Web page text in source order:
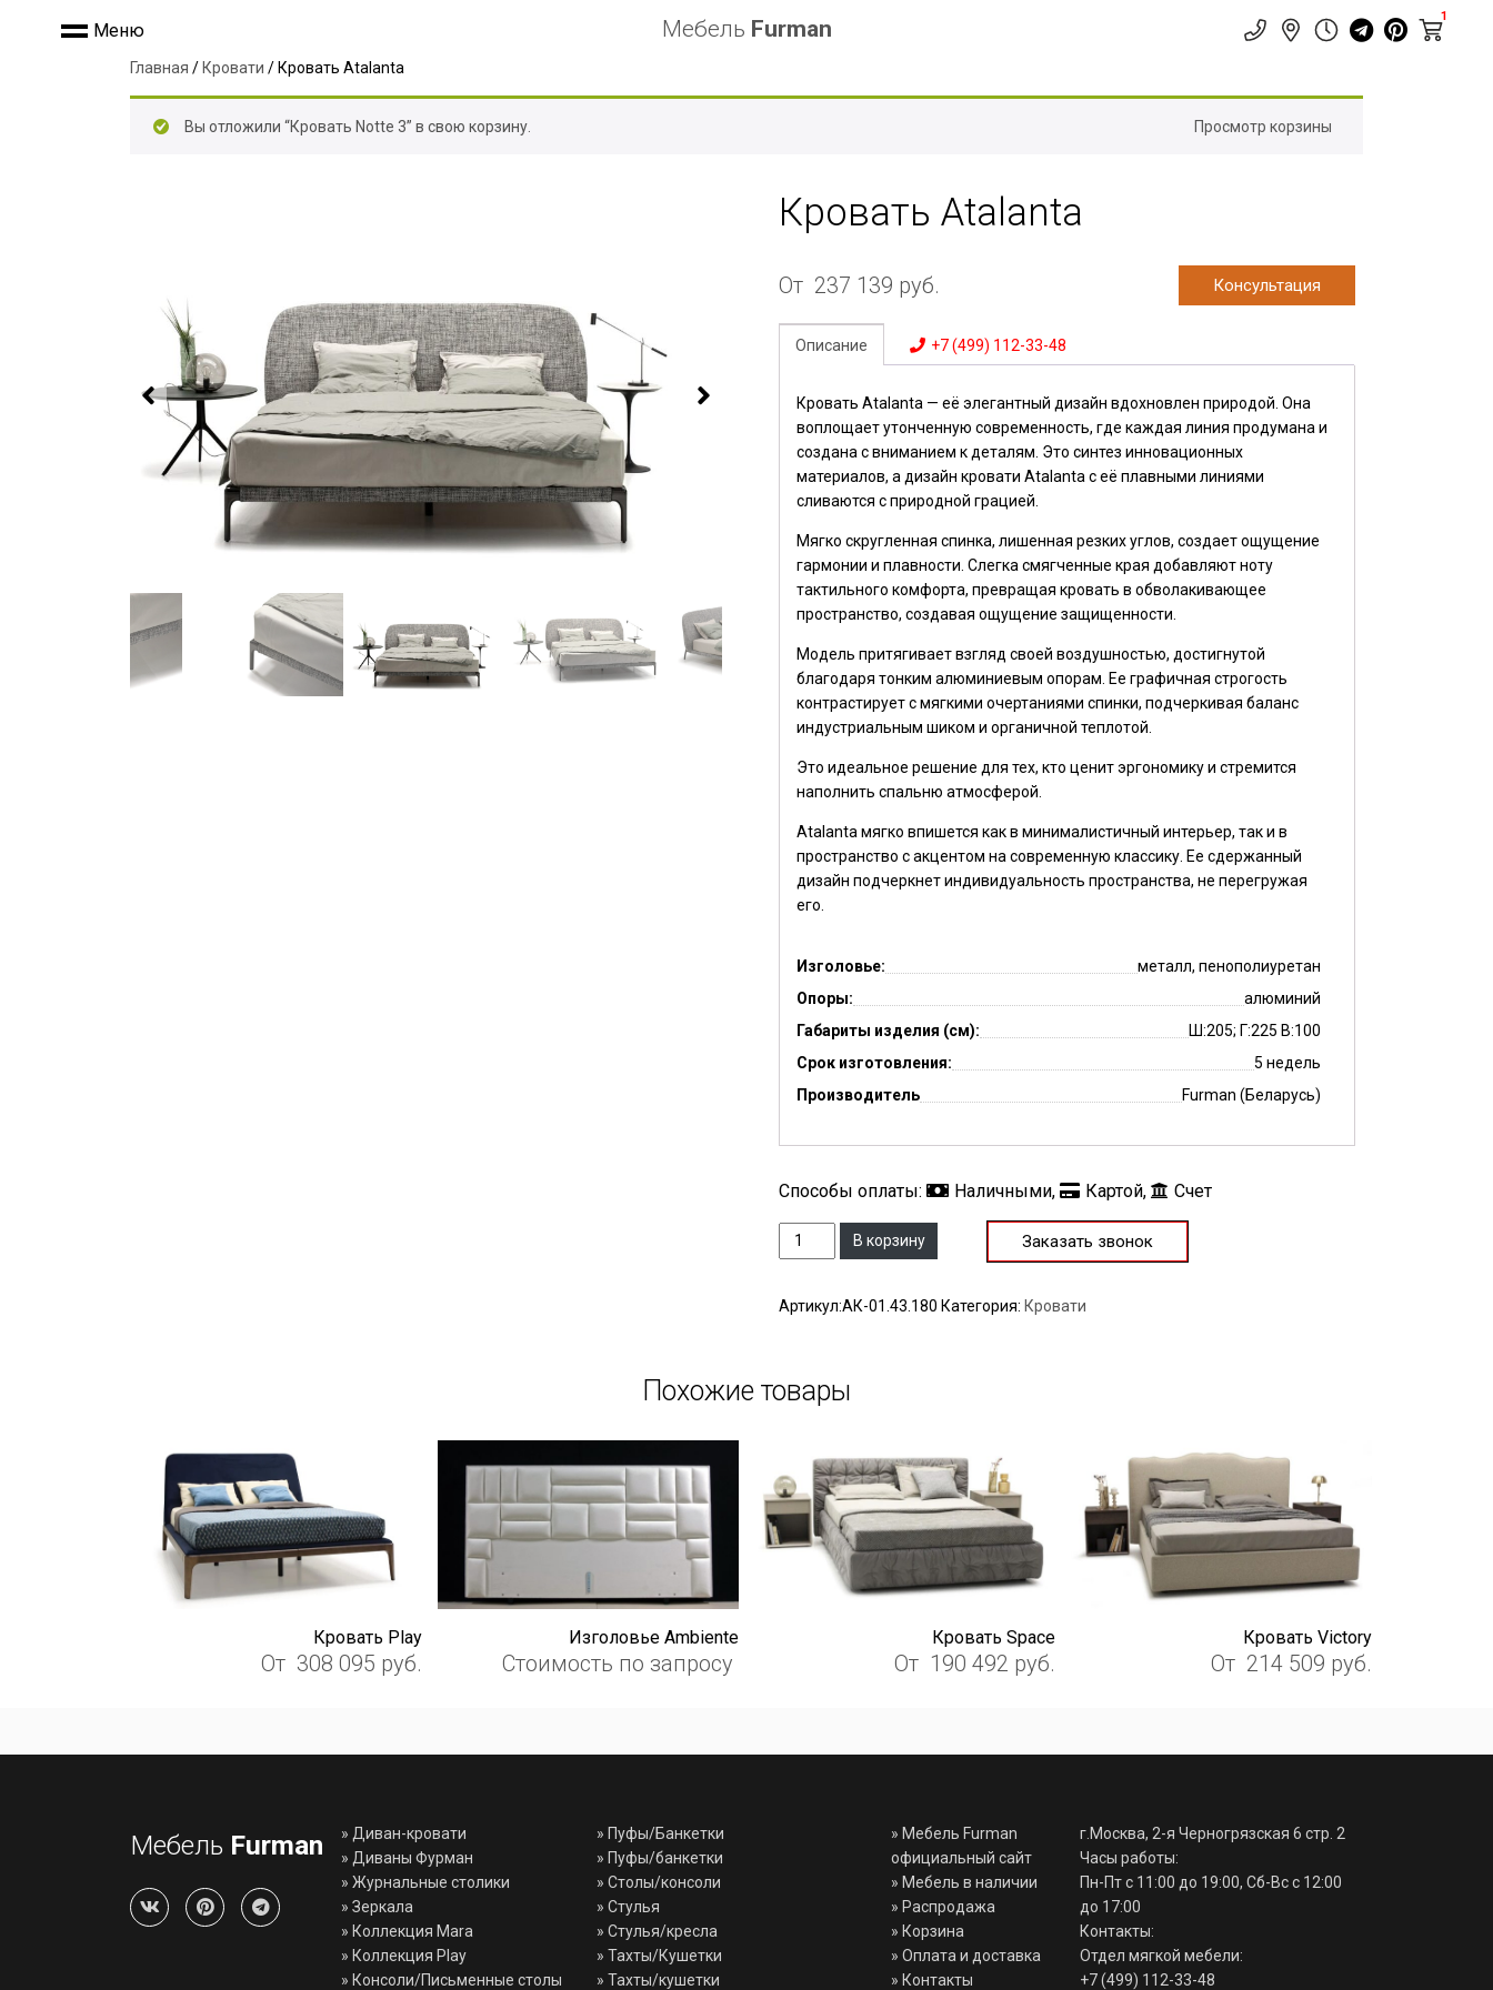
Меню Мебель Furman 1
Главная / Кровати / Кровать Atalanta
Вы отложили “Кровать Notte 3” в свою корзину. Просмотр корзины
Кровать Atalanta
От 237 139 руб. Консультация
Описание +7 (499) 112-33-48
Кровать Atalanta — её элегантный дизайн вдохновлен природой. Она
воплощает утонченную современность, где каждая линия продумана и
создана с вниманием к деталям. Это синтез инновационных
материалов, а дизайн кровати Atalanta с её плавными линиями
сливаются с природной грацией.
Мягко скругленная спинка, лишенная резких углов, создает ощущение
гармонии и плавности. Слегка смягченные края добавляют ноту
тактильного комфорта, превращая кровать в обволакивающее
пространство, создавая ощущение защищенности.
Модель притягивает взгляд своей воздушностью, достигнутой
благодаря тонким алюминиевым опорам. Ее графичная строгость
контрастирует с мягкими очертаниями спинки, подчеркивая баланс
индустриальным шиком и органичной теплотой.
Это идеальное решение для тех, кто ценит эргономику и стремится
наполнить спальню атмосферой.
Atalanta мягко впишется как в минималистичный интерьер, так и в
пространство с акцентом на современную классику. Ее сдержанный
дизайн подчеркнет индивидуальность пространства, не перегружая
его.
Изголовье:
металл, пенополиуретан
Опоры:
алюминий
Габариты изделия (см):
Ш:205; Г:225 В:100
Срок изготовления:
5 недель
Производитель
Furman (Беларусь)
Способы оплаты: Наличными, Картой, Счет
КоличествоВ корзину Заказать звонок
Артикул:АК-01.43.180 Категория: Кровати
Похожие товары
Кровать Play
От 308 095 руб.
Изголовье Ambiente
Стоимость по запросу
Кровать Space
От 190 492 руб.
Кровать Viсtory
От 214 509 руб.
» Диван-кровати
» Диваны Фурман
» Журнальные столики
» Зеркала
» Коллекция Mara
» Коллекция Play
» Консоли/Письменные столы
» Пуфы/Банкетки
» Пуфы/банкетки
» Столы/консоли
» Стулья
» Стулья/кресла
» Тахты/Кушетки
» Тахты/кушетки
» Мебель Furman
официальный сайт
» Мебель в наличии
» Распродажа
» Корзина
» Оплата и доставка
» Контакты
Мебель Furman
г.Москва, 2-я Черногрязская 6 стр. 2
Часы работы:
Пн-Пт с 11:00 до 19:00, Сб-Вс с 12:00
до 17:00
Контакты:
Отдел мягкой мебели:
+7 (499) 112-33-48